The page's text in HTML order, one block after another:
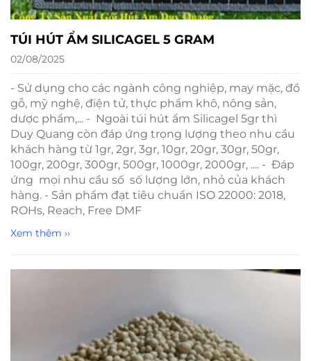
TÚI HÚT ẨM SILICAGEL 5 GRAM
02/08/2025
- Sử dụng cho các ngành công nghiệp, may mặc, đồ
gỗ, mỹ nghệ, điện tử, thực phẩm khô, nông sản,
dược phẩm,... - Ngoài túi hút ẩm Silicagel 5gr thì
Duy Quang còn đáp ứng trọng lượng theo nhu cầu
khách hàng từ 1gr, 2gr, 3gr, 10gr, 20gr, 30gr, 50gr,
100gr, 200gr, 300gr, 500gr, 1000gr, 2000gr, .... - Đáp
ứng mọi nhu cầu số số lượng lớn, nhỏ của khách
hàng. - Sản phẩm đạt tiêu chuẩn ISO 22000: 2018,
ROHs, Reach, Free DMF
Xem thêm ››